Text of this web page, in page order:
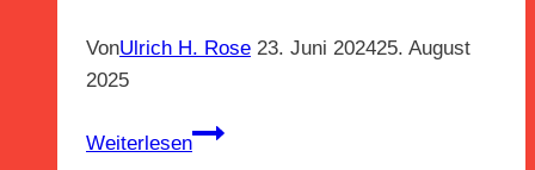
VonUlrich H. Rose 23. Juni 202425. August
2025
Weiterlesen
Aufruf